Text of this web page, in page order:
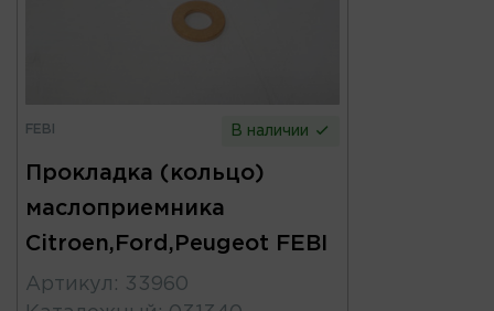
FEBI В наличии
Прокладка (кольцо)
маслоприемника
Citroen,Ford,Peugeot FEBI
Артикул : 33960